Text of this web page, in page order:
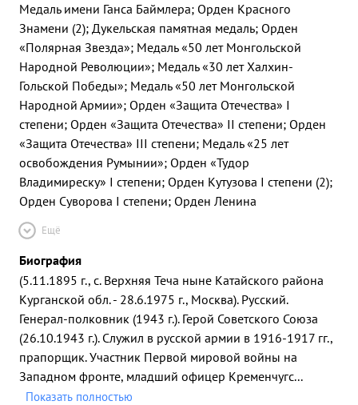
Медаль имени Ганса Баймлера; Орден Красного
Знамени (2); Дукельская памятная медаль; Орден
«Полярная Звезда»; Медаль «50 лет Монгольской
Народной Революции»; Медаль «30 лет Халхин-
Гольской Победы»; Медаль «50 лет Монгольской
Народной Армии»; Орден «Защита Отечества» I
степени; Орден «Защита Отечества» II степени; Орден
«Защита Отечества» III степени; Медаль «25 лет
освобождения Румынии»; Орден «Тудор
Владимиреску» I степени; Орден Кутузова I степени (2);
Орден Суворова I степени; Орден Ленина
Ещё
Биография
(5.11.1895 г., с. Верхняя Теча ныне Катайского района
Курганской обл. - 28.6.1975 г., Москва). Русский.
Генерал-полковник (1943 г.). Герой Советского Союза
(26.10.1943 г.). Служил в русской армии в 1916-1917 гг.,
прапорщик. Участник Первой мировой войны на
Западном фронте, младший офицер Кременчугс...
Показать полностью